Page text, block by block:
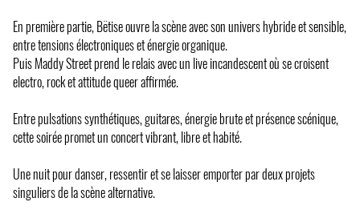
En première partie, Bëtise ouvre la scène avec son univers hybride et sensible,
entre tensions électroniques et énergie organique.
Puis Maddy Street prend le relais avec un live incandescent où se croisent
electro, rock et attitude queer affirmée.
Entre pulsations synthétiques, guitares, énergie brute et présence scénique,
cette soirée promet un concert vibrant, libre et habité.
Une nuit pour danser, ressentir et se laisser emporter par deux projets
singuliers de la scène alternative.